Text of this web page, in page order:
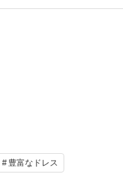
豊富なドレス